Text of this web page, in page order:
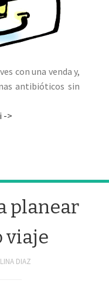
con una venda y,
antibióticos sin
->
planear
viaje
DIAZ